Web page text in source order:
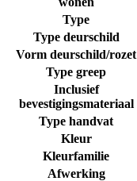
Type
Type deurschild
Vorm deurschild/rozet
Type greep
Inclusief
bevestigingsmateriaal
Type handvat
Kleur
Kleurfamilie
Afwerking